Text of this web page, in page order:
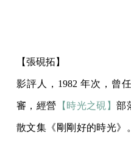
【張硯拓】
影評人，1982 年次，曾
審，經營 【時光之硯】部
散文集《剛剛好的時光》